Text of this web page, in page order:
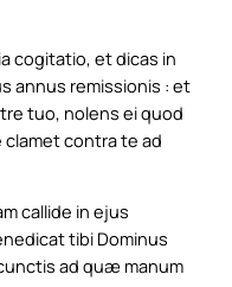
cogitatio, et dicas in
annus remissionis : et
tuo, nolens ei quod
contra te ad
callide in ejus
tibi Dominus
ad quæ manum